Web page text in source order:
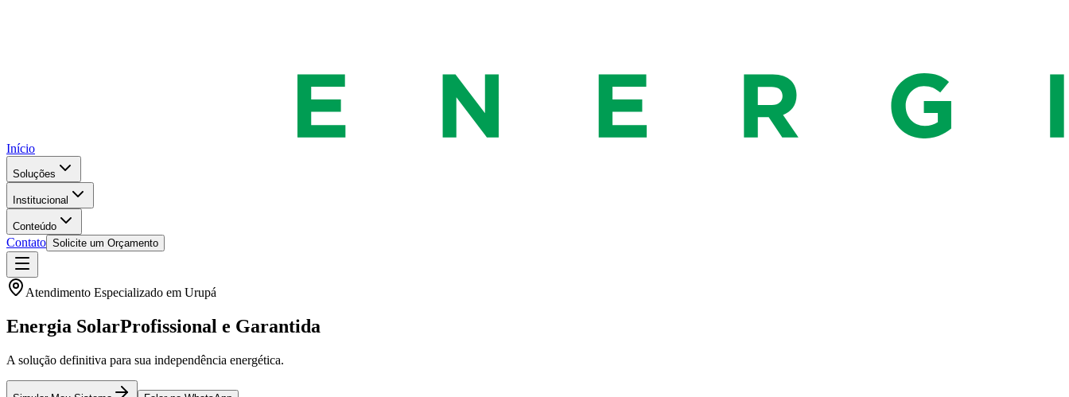
Início
Soluções
Institucional
Conteúdo
Contato Solicite um Orçamento
Atendimento Especializado em Urupá
Energia SolarProfissional e Garantida
A solução definitiva para sua independência energética.